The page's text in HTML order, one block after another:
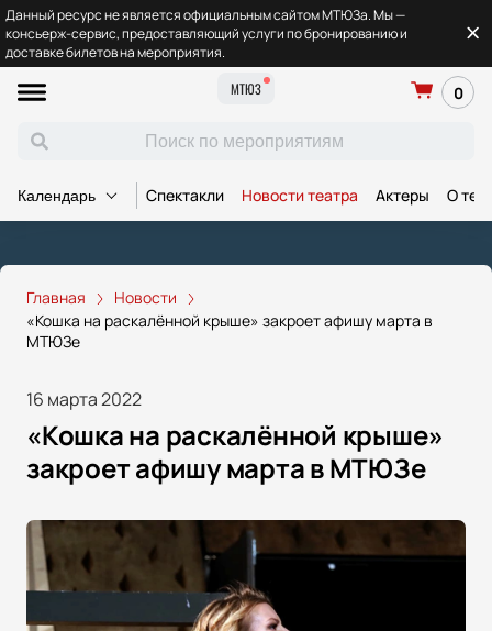
Данный ресурс не является официальным сайтом МТЮЗа. Мы —
консьерж-сервис, предоставляющий услуги по бронированию и
доставке билетов на мероприятия.
МТЮЗ
0
Календарь Спектакли Новости театра Актеры О
Главная
Новости
«Кошка на раскалённой крыше» закроет афишу марта в
МТЮЗе
16 марта 2022
«Кошка на раскалённой крыше»
закроет афишу марта в МТЮЗе